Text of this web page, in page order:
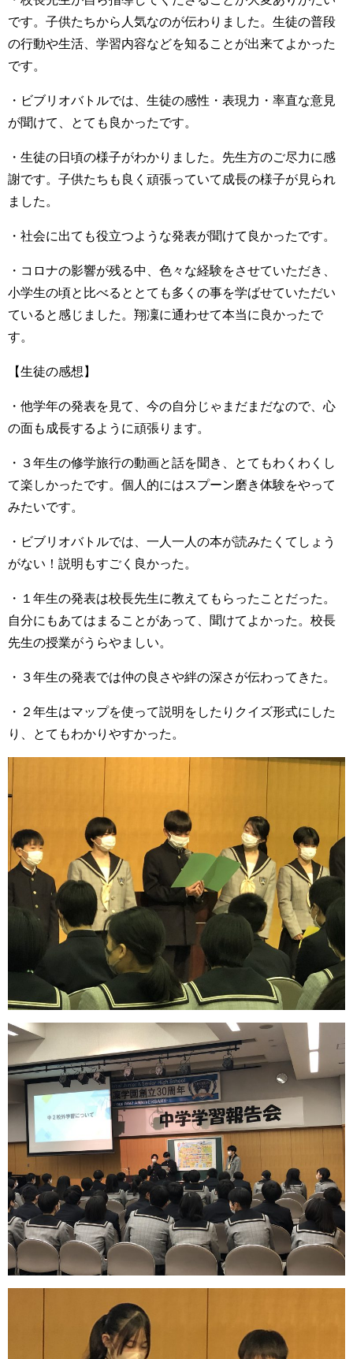
です。子供たちから人気なのが伝わりました。生徒の普段
の行動や生活、学習内容などを知ることが出来てよかった
です。
・ビブリオバトルでは、生徒の感性・表現力・率直な意見
が聞けて、とても良かったです。
・生徒の日頃の様子がわかりました。先生方のご尽力に感
謝です。子供たちも良く頑張っていて成長の様子が見られ
ました。
・社会に出ても役立つような発表が聞けて良かったです。
・コロナの影響が残る中、色々な経験をさせていただき、
小学生の頃と比べるととても多くの事を学ばせていただい
ていると感じました。翔凜に通わせて本当に良かったで
す。
【生徒の感想】
・他学年の発表を見て、今の自分じゃまだまだなので、心
の面も成長するように頑張ります。
・３年生の修学旅行の動画と話を聞き、とてもわくわくし
て楽しかったです。個人的にはスプーン磨き体験をやって
みたいです。
・ビブリオバトルでは、一人一人の本が読みたくてしょう
がない！説明もすごく良かった。
・１年生の発表は校長先生に教えてもらったことだった。
自分にもあてはまることがあって、聞けてよかった。校長
先生の授業がうらやましい。
・３年生の発表では仲の良さや絆の深さが伝わってきた。
・２年生はマップを使って説明をしたりクイズ形式にした
り、とてもわかりやすかった。